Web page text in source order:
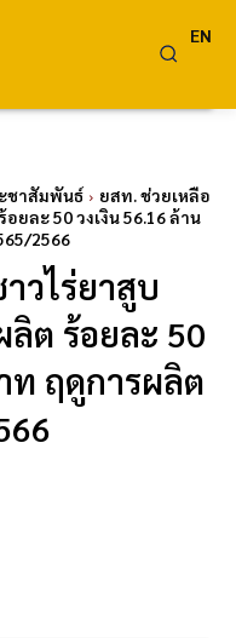
EN
ชาสัมพันธ์
ยสท. ช่วยเหลือ
ละ 50 วงเงิน 56.16 ล้าน
2566
วไร่ยาสูบ
ต ร้อยละ 50
ท ฤดูการผลิต